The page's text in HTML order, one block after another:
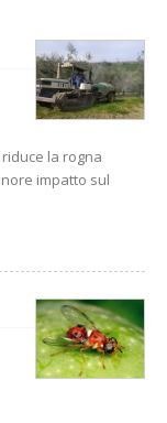
la rogna
impatto sul